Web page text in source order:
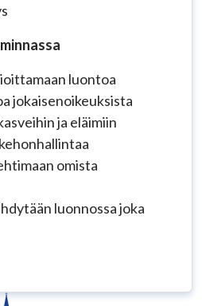
luontoa
jokaisenoikeuksista
ja eläimiin
omista
luonnossa joka